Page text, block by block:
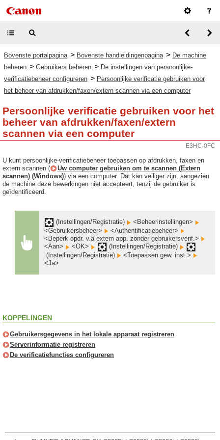
Bovenste portalpagina > Bovenste handleidingenpagina > De machine
beheren > Gebruikers beheren > De instellingen van persoonlijke-
verificatiebeheer configureren > Persoonlijke verificatie gebruiken voor
het beheer van afdrukken/faxen/extern scannen via een computer
Persoonlijke verificatie gebruiken voor het
beheer van afdrukken/faxen/extern
scannen via een computer
E3HC-0FC
U kunt persoonlijke-verificatiebeheer toepassen op afdrukken, faxen en
extern scannen (
Uw computer gebruiken om te scannen (Extern
scannen) (Windows)) via een computer. Dat kan veiliger zijn, aangezien
de machine deze bewerkingen niet accepteert, tenzij de gebruiker is
geïdentificeerd.
(Instellingen/Registratie)
<Beheerinstellingen>
<Gebruikersbeheer>
<Authentificatiebeheer>
<Beperk opdr. v.a extern app. zonder gebruikersverif.>
<Aan>
<OK>
(Instellingen/Registratie)
(Instellingen/Registratie)
<Toepassen gew. inst.>
<Ja>
KOPPELINGEN
Gebruikersgegevens in het lokale apparaat registreren
Serverinformatie registreren
De verificatiefuncties configureren